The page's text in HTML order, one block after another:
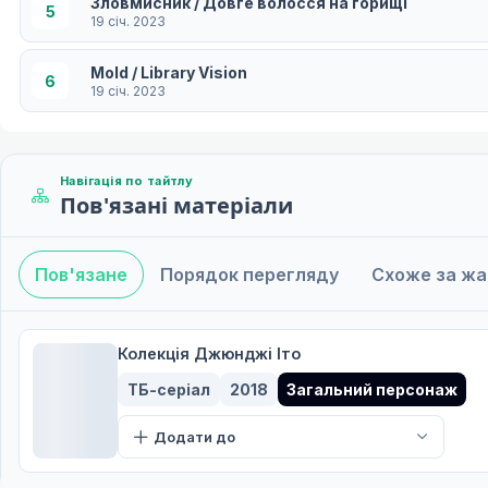
5
19 січ. 2023
6 Mold / Library Vision
19 січ. 2023
Шари жаху / Те, що дрейфувало на берег
Томі: Фото
19 січ. 2023
Нестерпний лабіринт / Хуліган
Алея / Безголова статуя
19 січ. 2023
Навігація по тайтлу
Пов'язані матеріали
Пов'язане Порядок перегляду Схоже за
Колекція Джюнджі Іто
ТБ-серіал
2018 Загальний персонаж
Додати до